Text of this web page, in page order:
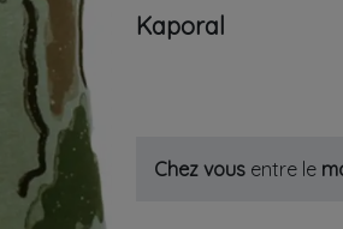
Kaporal
Chez vous entre le